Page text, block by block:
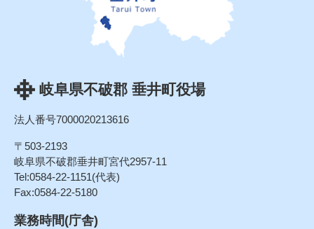
岐阜県不破郡 垂井町役場
法人番号7000020213616
〒503-2193
岐阜県不破郡垂井町宮代2957-11
Tel:0584-22-1151(代表)
Fax:0584-22-5180
業務時間(庁舎)